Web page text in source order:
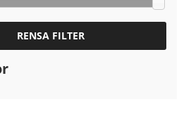
RENSA FILTER